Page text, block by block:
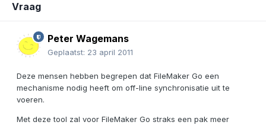
Vraag
Peter Wagemans
Geplaatst: 23 april 2011
Deze mensen hebben begrepen dat FileMaker Go een
mechanisme nodig heeft om off-line synchronisatie uit te
voeren.
Met deze tool zal voor FileMaker Go straks een pak meer